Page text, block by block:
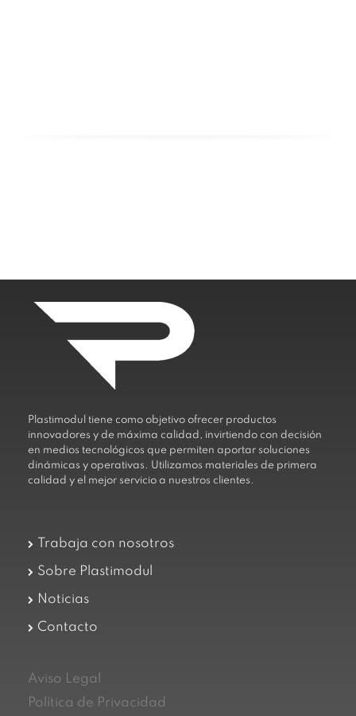
Plastimodul tiene como objetivo ofrecer productos
innovadores y de máxima calidad, invirtiendo con decisión
en medios tecnológicos que permiten aportar soluciones
dinámicas y operativas. Utilizamos materiales de primera
calidad y el mejor servicio a nuestros clientes.
Trabaja con nosotros
Sobre Plastimodul
Noticias
Contacto
Aviso Legal
Política de Privacidad